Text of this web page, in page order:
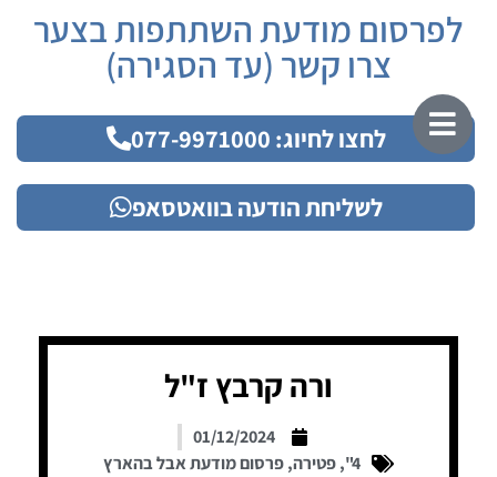
לפרסום מודעת השתתפות בצער
צרו קשר (עד הסגירה)
לחצו לחיוג: 077-9971000
לשליחת הודעה בוואטסאפ
ורה קרבץ ז"ל
01/12/2024
4"
,פטירה,פרסום מודעת אבל בהארץ